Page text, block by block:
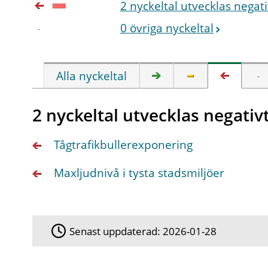
2 nyckeltal utvecklas
0 övriga nyckeltal
Alla nyckeltal
2 nyckeltal utvecklas
Tågtrafikbullerexponering
Maxljudnivå i tysta stadsmiljöer
Senast uppdaterad:2026-01-28